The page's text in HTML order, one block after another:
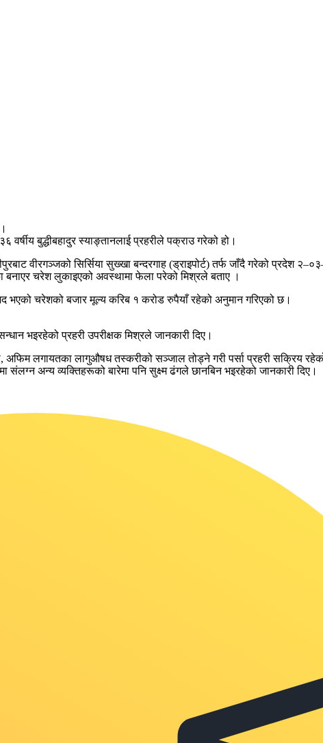
बुद्धीबहादुर स्याङ्तानलाई प्रहरीले पक्राउ गरेको हो।
वीरगञ्जको सिर्सिया सुख्खा बन्दरगाह (ड्राइपोर्ट) तर्फ जाँदै गरेको प्रदेश
बनाएर चरेश लुकाइएको अवस्थामा फेला परेको मिश्रले बताए ।
भएको चरेशको बजार मूल्य करिब १ करोड रुपैयाँ रहेको अनुमान गरिएको छ।
भइरहेको प्रहरी उपरीक्षक मिश्रले जानकारी दिए।
अफिम लगायतका लागुऔषध तस्करीको सञ्जाल तोड्ने गरी पर्सा प्रहरी सक्रिय
अन्य व्यक्तिहरूको बारेमा पनि सुक्ष्म ढंगले छानबिन भइरहेको जानकारी दिए।